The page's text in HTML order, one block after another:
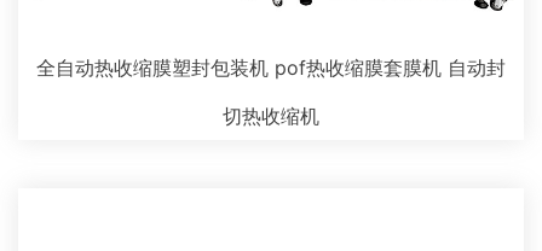
全自动热收缩膜塑封包装机 pof热收缩膜套膜机 自动封
切热收缩机